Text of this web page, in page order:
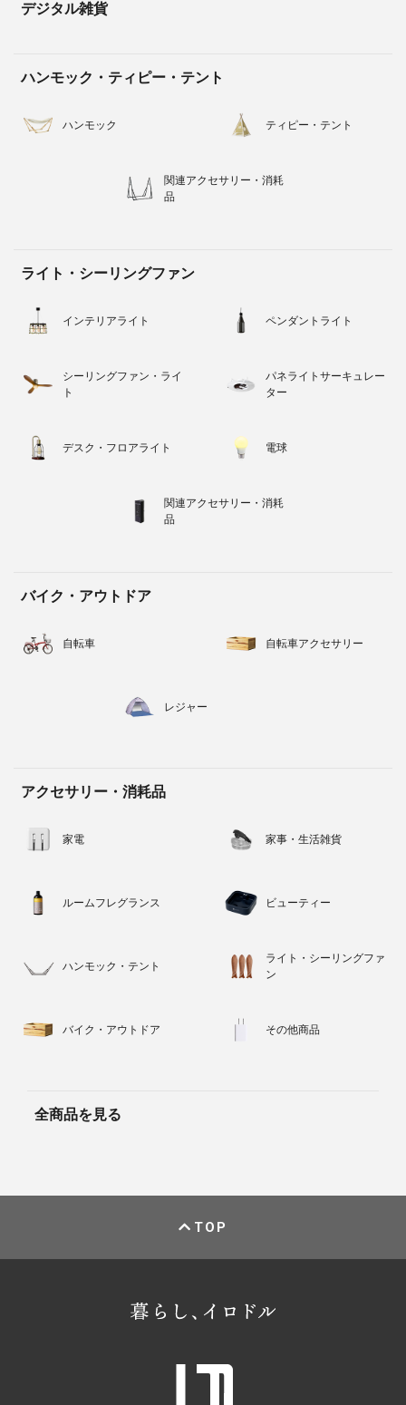
デジタル雑貨
ハンモック・ティピー・テント
ハンモック ティピー・テント
関連アクセサリー・消耗
品
ライト・シーリングファン
インテリアライト ペンダントライト
シーリングファン・ライ
ト
パネライトサーキュレー
ター
デスク・フロアライト 電球
関連アクセサリー・消耗
品
バイク・アウトドア
自転車 自転車アクセサリー
レジャー
アクセサリー・消耗品
家電 家事・生活雑貨
ルームフレグランス ビューティー
ハンモック・テント
ライト・シーリングファ
ン
バイク・アウトドア その他商品
全商品を見る
TOP